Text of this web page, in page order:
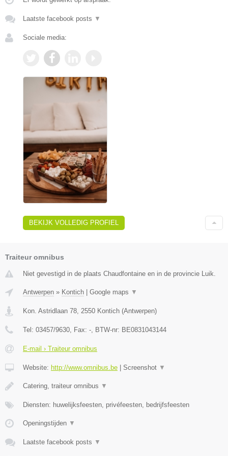
Laatste facebook posts ▼
Sociale media:
BEKIJK VOLLEDIG PROFIEL
Traiteur omnibus
Niet gevestigd in de plaats Chaudfontaine en in de provincie Luik.
Antwerpen » Kontich Google maps ▼
Kon. Astridlaan 78 2550 Kontich (Antwerpen)
Tel: 03457/9630 , Fax: - , BTW-nr: BE0831043144
E-mail › Traiteur omnibus
Website: http://www.omnibus.be Screenshot ▼
Catering, traiteur omnibus ▼
Diensten: huwelijksfeesten, privéfeesten, bedrijfsfeesten
Openingstijden ▼
Laatste facebook posts ▼